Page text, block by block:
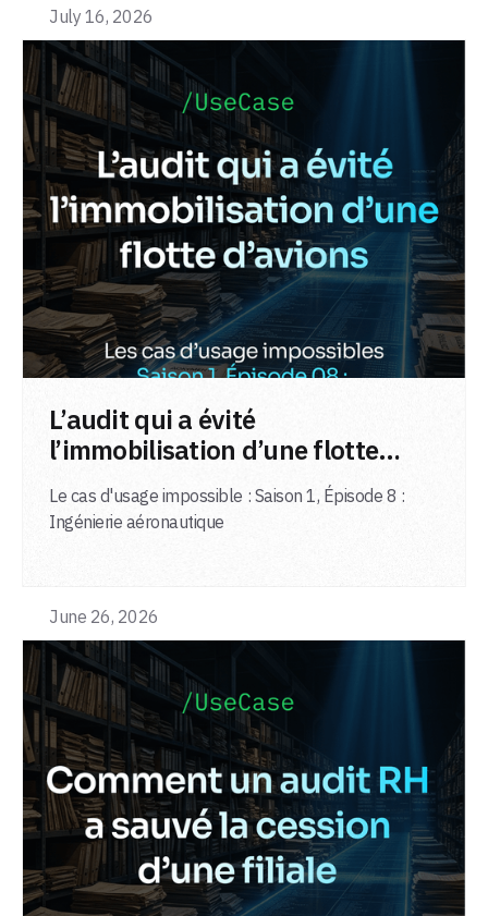
July 16, 2026
L’audit qui a évité
l’immobilisation d’une flotte
d’avions
Le cas d'usage impossible : Saison 1, Épisode 8 :
Ingénierie aéronautique
June 26, 2026